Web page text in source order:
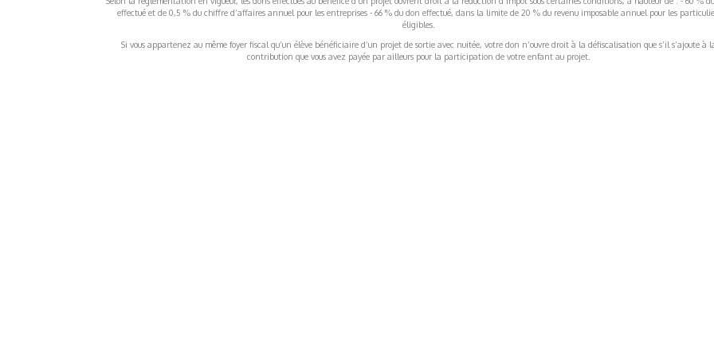
effectué et de 0,5 % du chiffre d’affaires annuel pour les entreprises - 66 % du don effectué, dans la limite de 20 % du revenu imposable annuel pour les
éligibles.
Si vous appartenez au même foyer fiscal qu’un élève bénéficiaire d’un projet de sortie avec nuitée, votre don n’ouvre droit à la défiscalisation que s’il s’ajoute à
contribution que vous avez payée par ailleurs pour la participation de votre enfant au projet.